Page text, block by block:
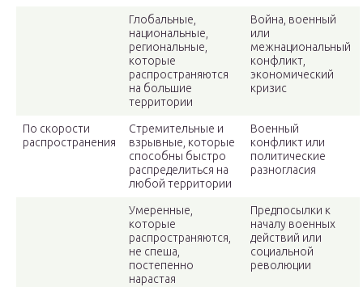
Глобальные,
национальные,
региональные,
которые
распространяются
на большие
территории
Война, военный
или
межнациональный
конфликт,
экономический
кризис
По скорости
распространения
Стремительные и
взрывные, которые
способны быстро
распределиться на
любой территории
Военный
конфликт или
политические
разногласия
Умеренные,
которые
распространяются,
не спеша,
постепенно
нарастая
Предпосылки к
началу военных
действий или
социальной
революции